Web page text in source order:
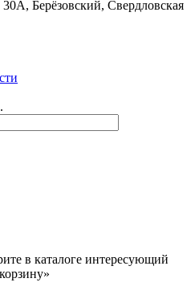
Берёзовский, Свердловская
в каталоге интересующий